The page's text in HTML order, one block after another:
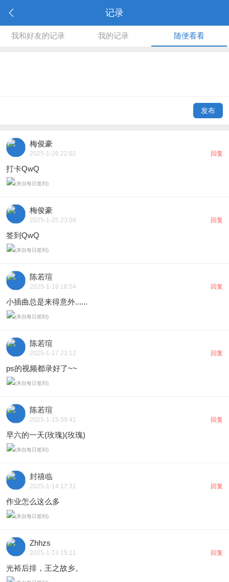
记录
我和好友的记录 我的记录 随便看看
发布
梅俊豪
2025-1-26 22:02 回复
打卡QwQ
梅俊豪
2025-1-25 23:09 回复
签到QwQ
陈若瑄
2025-1-18 18:54 回复
小插曲总是来得意外......
陈若瑄
2025-1-17 23:12 回复
ps的视频都录好了~~
陈若瑄
2025-1-15 09:41 回复
早六的一天(玫瑰)(玫瑰)
封禧临
2025-1-14 17:31 回复
作业怎么这么多
Zhhzs
2025-1-13 15:11 回复
光裕后排，王之故乡。